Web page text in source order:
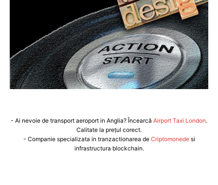
- Ai nevoie de transport aeroport in Anglia? Încearcă Airport Taxi London.
Calitate la prețul corect.
- Companie specializata in tranzactionarea de Criptomonedesi
infrastructura blockchain.